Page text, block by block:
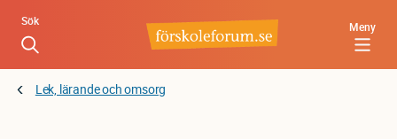
Hoppa
huvudinnehåll
Meny
Sök
Lek, lärande och omsorg